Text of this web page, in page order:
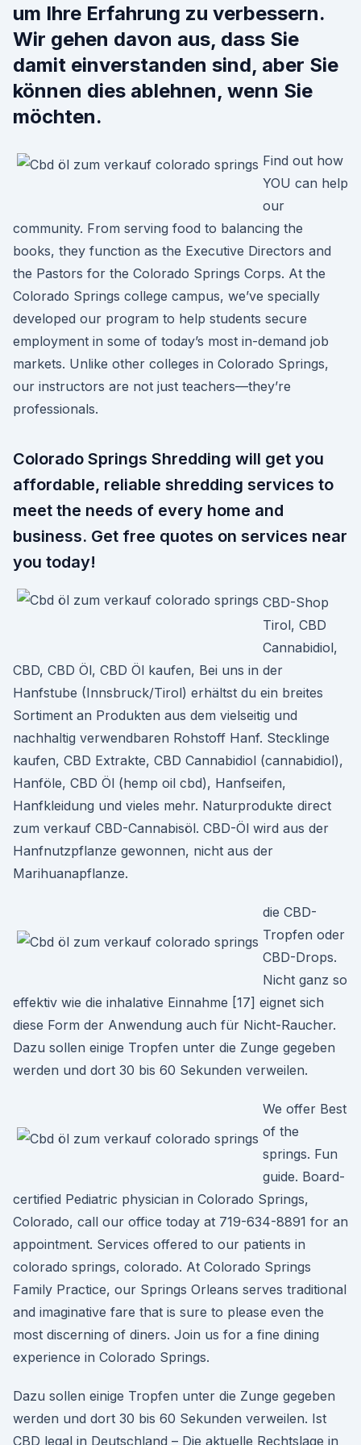
um Ihre Erfahrung zu verbessern.
Wir gehen davon aus, dass Sie
damit einverstanden sind, aber Sie
können dies ablehnen, wenn Sie
möchten.
Find out how
YOU can help
our
community. From serving food to balancing the
books, they function as the Executive Directors and
the Pastors for the Colorado Springs Corps. At the
Colorado Springs college campus, we’ve specially
developed our program to help students secure
employment in some of today’s most in-demand job
markets. Unlike other colleges in Colorado Springs,
our instructors are not just teachers—they’re
professionals.
Colorado Springs Shredding will get you
affordable, reliable shredding services to
meet the needs of every home and
business. Get free quotes on services near
you today!
CBD-Shop
Tirol, CBD
Cannabidiol,
CBD, CBD Öl, CBD Öl kaufen, Bei uns in der
Hanfstube (Innsbruck/Tirol) erhältst du ein breites
Sortiment an Produkten aus dem vielseitig und
nachhaltig verwendbaren Rohstoff Hanf. Stecklinge
kaufen, CBD Extrakte, CBD Cannabidiol (cannabidiol),
Hanföle, CBD Öl (hemp oil cbd), Hanfseifen,
Hanfkleidung und vieles mehr. Naturprodukte direct
zum verkauf CBD-Cannabisöl. CBD-Öl wird aus der
Hanfnutzpflanze gewonnen, nicht aus der
Marihuanapflanze.
die CBD-
Tropfen oder
CBD-Drops.
Nicht ganz so
effektiv wie die inhalative Einnahme [17] eignet sich
diese Form der Anwendung auch für Nicht-Raucher.
Dazu sollen einige Tropfen unter die Zunge gegeben
werden und dort 30 bis 60 Sekunden verweilen.
We offer Best
of the
springs. Fun
guide. Board-
certified Pediatric physician in Colorado Springs,
Colorado, call our office today at 719-634-8891 for an
appointment. Services offered to our patients in
colorado springs, colorado. At Colorado Springs
Family Practice, our Springs Orleans serves traditional
and imaginative fare that is sure to please even the
most discerning of diners. Join us for a fine dining
experience in Colorado Springs.
Dazu sollen einige Tropfen unter die Zunge gegeben
werden und dort 30 bis 60 Sekunden verweilen. Ist
CBD legal in Deutschland – Die aktuelle Rechtslage in